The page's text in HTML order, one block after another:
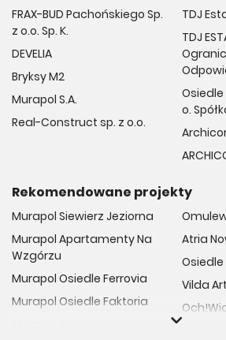
FRAX-BUD Pachońskiego Sp.
z o.o. Sp. K.
DEVELIA
Bryksy M2
Murapol S.A.
Real-Construct sp. z o.o.
TDJ
TDJ
Osiedle
o.
Rekomendowane projekty
Murapol Siewierz Jeziorna
Murapol Apartamenty Na
Wzgórzu
Murapol Osiedle Ferrovia
Murapol Osiedle Faktoria
Atria
Osiedle
Vilda